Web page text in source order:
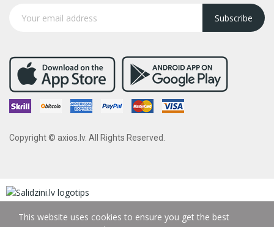
Subscribe
Copyright © axios.lv. All Rights Reserved.
This website uses cookies to ensure you get the best